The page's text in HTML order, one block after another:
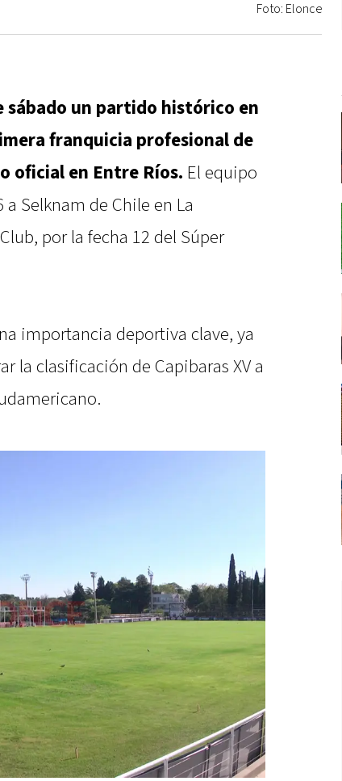
Foto: Elonce
sábado un partido histórico en
franquicia profesional de
oficial en Entre Ríos. El equipo
Selknam de Chile en La
por la fecha 12 del Súper
importancia deportiva clave, ya
la clasificación de Capibaras XV a